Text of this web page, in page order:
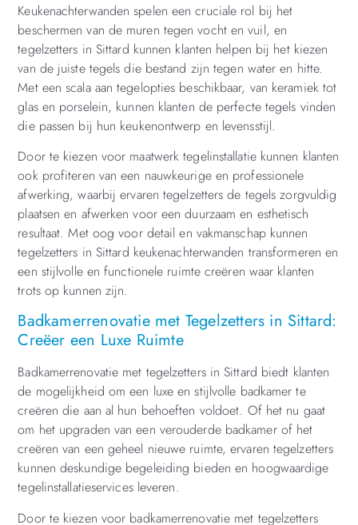
Keukenachterwanden spelen een cruciale rol bij het
beschermen van de muren tegen vocht en vuil, en
tegelzetters in Sittard kunnen klanten helpen bij het kiezen
van de juiste tegels die bestand zijn tegen water en hitte.
Met een scala aan tegelopties beschikbaar, van keramiek tot
glas en porselein, kunnen klanten de perfecte tegels vinden
die passen bij hun keukenontwerp en levensstijl.
Door te kiezen voor maatwerk tegelinstallatie kunnen klanten
ook profiteren van een nauwkeurige en professionele
afwerking, waarbij ervaren tegelzetters de tegels zorgvuldig
plaatsen en afwerken voor een duurzaam en esthetisch
resultaat. Met oog voor detail en vakmanschap kunnen
tegelzetters in Sittard keukenachterwanden transformeren en
een stijlvolle en functionele ruimte creëren waar klanten
trots op kunnen zijn.
Badkamerrenovatie met Tegelzetters in Sittard:
Creëer een Luxe Ruimte
Badkamerrenovatie met tegelzetters in Sittard biedt klanten
de mogelijkheid om een luxe en stijlvolle badkamer te
creëren die aan al hun behoeften voldoet. Of het nu gaat
om het upgraden van een verouderde badkamer of het
creëren van een geheel nieuwe ruimte, ervaren tegelzetters
kunnen deskundige begeleiding bieden en hoogwaardige
tegelinstallatieservices leveren.
Door te kiezen voor badkamerrenovatie met tegelzetters